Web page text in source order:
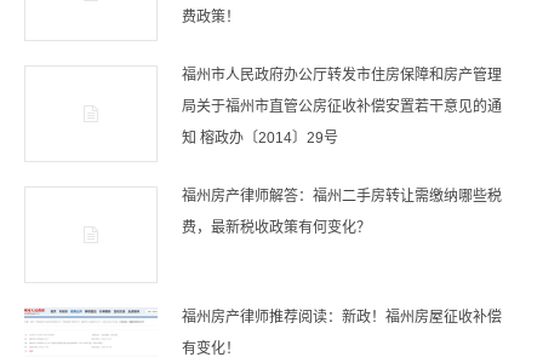
费政策！
福州市人民政府办公厅转发市住房保障和房产管理
局关于福州市直管公房征收补偿安置若干意见的通
知 榕政办〔2014〕29号
福州房产律师解答：福州二手房转让需缴纳哪些税
费，最新税收政策有何变化？
福州房产律师推荐阅读：新政！福州房屋征收补偿
有变化！